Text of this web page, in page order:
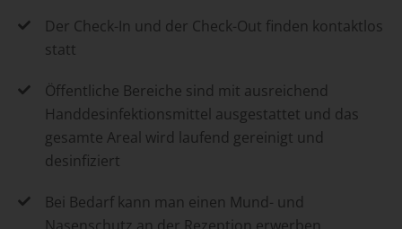
Der Check-In und der Check-Out finden kontaktlos
statt
Öffentliche Bereiche sind mit ausreichend
Handdesinfektionsmittel ausgestattet und das
gesamte Areal wird laufend gereinigt und
desinfiziert
Bei Bedarf kann man einen Mund- und